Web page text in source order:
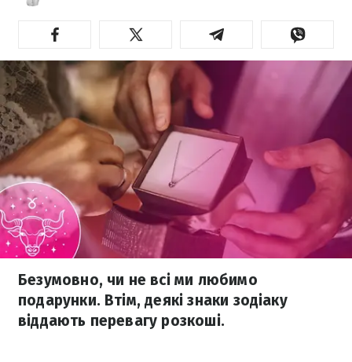
Безумовно, чи не всі ми любимо
подарунки. Втім, деякі знаки зодіаку
віддають перевагу розкоші.